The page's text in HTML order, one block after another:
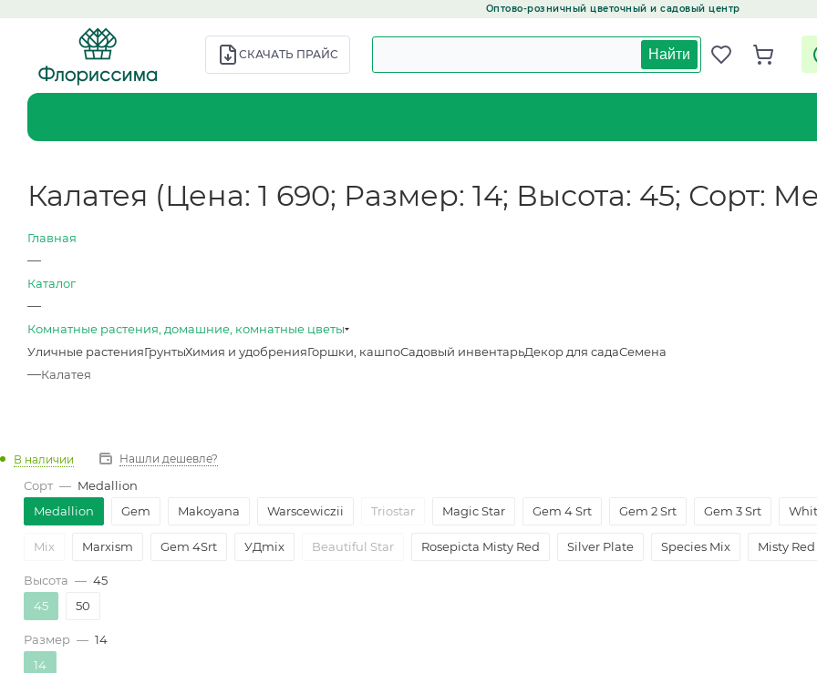
Оптово-розничный цветочный и садовый центр
СКАЧАТЬ ПРАЙС Найти
Калатея (Цена: 1 690; Размер: 14; Высота: 45; Сорт:
Главная
—
Каталог
—
Комнатные растения, домашние, комнатные цветы
Уличные растенияГрунтыХимия и удобренияГоршки, кашпоСадовый инвентарьДекор для садаСемена
—Калатея
В наличии Нашли дешевле?
Сорт — Medallion
Medallion
Gem Makoyana Warscewiczii Triostar Magic Star Gem 4 Srt Gem 2 Srt Gem 3 Srt
Mix Marxism Gem 4Srt УДmix Beautiful Star Rosepicta Misty Red Silver Plate Species Mix Misty Red
Высота — 45
45
50
Размер — 14
14